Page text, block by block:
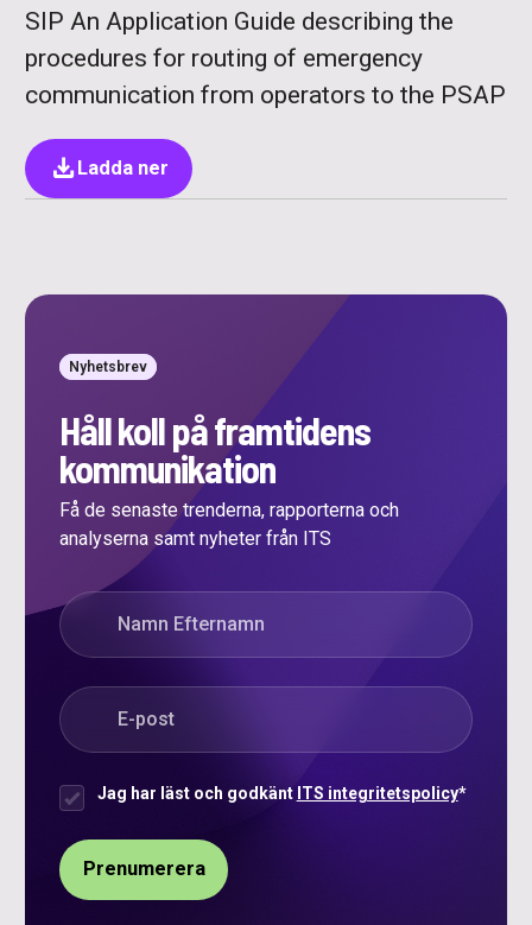
SIP An Application Guide describing the
procedures for routing of emergency
communication from operators to the PSAP
downloadLadda ner
Nyhetsbrev
Håll koll på framtidens
kommunikation
Få de senaste trenderna, rapporterna och
analyserna samt nyheter från ITS
”*” anger obligatoriska fält
Namn
E-post
Samtycke*
Jag har läst och godkänt ITS integritetspolicy*